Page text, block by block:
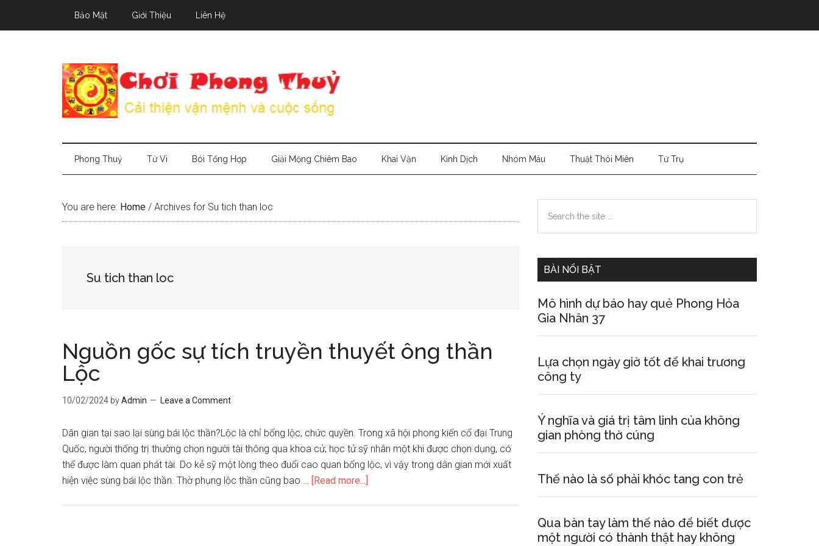
Bảo Mật Giới Thiệu Liên Hệ
Phong Thuỷ Tử Vi Bói Tổng Hợp Giải Mộng Chiêm Bao Khai Vận Kinh Dịch Nhóm Máu Thuật Thôi Miên Tứ Trụ
You are here: Home / Archives for Su tich than loc
Su tich than loc
Nguồn gốc sự tích truyền thuyết ông thần
Lộc
10/02/2024 byAdmin Leave a Comment
Dân gian tại sao lại sùng bái lộc thần?Lộc là chỉ bổng lộc, chức quyền. Trong xã hội phong kiến cổ đại Trung
Quốc, người thống trị thường chọn người tài thông qua khoa cử, học tử sỹ nhân một khi được chọn dụng, có
thể được làm quan phát tài. Do kẻ sỹ một lòng theo đuổi cao quan bổng lộc, vì vậy trong dân gian mới xuất
hiện việc sùng bái lộc thần. Thờ phụng lộc thần cũng bao … [Read more...]
Primary
Sidebar
the
BÀI NỔI BẬT
Mô hình dự báo hay quẻ Phong Hỏa
Gia Nhân 37
Lựa chọn ngày giờ tốt để khai trương
công ty
Ý nghĩa và giá trị tâm linh của không
gian phòng thờ cúng
Thế nào là số phải khóc tang con trẻ
Qua bàn tay làm thế nào để biết được
một người có thành thật hay không